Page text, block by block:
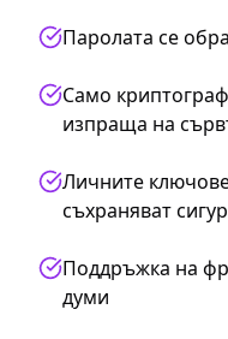
Паролата се
Само
изпраща на
Личните
съхраняват
Поддръжка на
думи